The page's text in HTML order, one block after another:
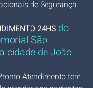
de Segurança
24HS do
São
cidade de João
Atendimento tem